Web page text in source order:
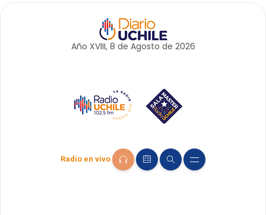
Año XVIII, 8 de Agosto de 2026
Radio en vivo